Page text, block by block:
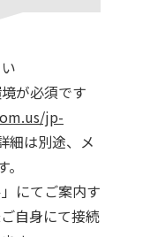
が必須です
jp-
細は別途、メ
にてご案内す
自身にて接続